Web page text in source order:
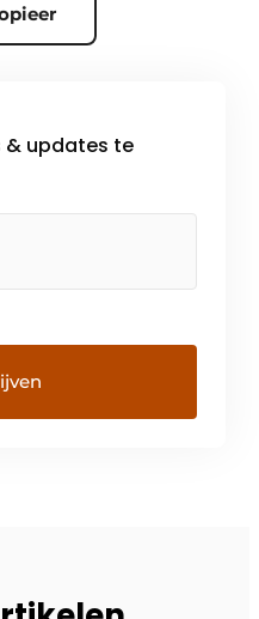
& updates te